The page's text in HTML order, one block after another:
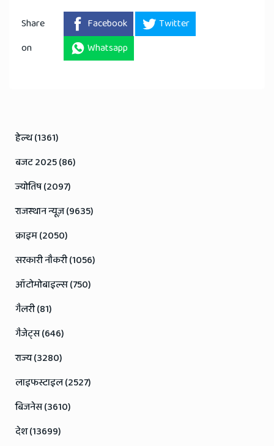
Share
on
Facebook
Twitter
Whatsapp
हेल्थ (1361)
बजट 2025 (86)
ज्योतिष (2097)
राजस्थान न्यूज़ (9635)
क्राइम (2050)
सरकारी नौकरी (1056)
ऑटोमोबाइल्स (750)
गैलरी (81)
गैजेट्स (646)
राज्य (3280)
लाइफस्टाइल (2527)
बिजनेस (3610)
देश (13699)